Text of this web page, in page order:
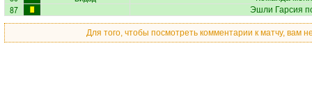
87 Эшли Гарсия
Для того, чтобы посмотреть комментарии к матчу, вам